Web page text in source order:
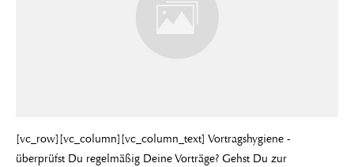
[vc_row][vc_column][vc_column_text] Vortragshygiene -
überprüfst Du regelmäßig Deine Vorträge? Gehst Du zur